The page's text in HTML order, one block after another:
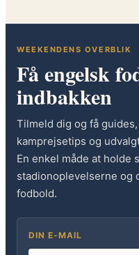
WEEKENDENS OVERBLIK
Få engelsk
indbakken
Tilmeld dig og få
kamprejsetips og
En enkel måde at holde
stadionoplevelserne og
fodbold.
DIN E-MAIL